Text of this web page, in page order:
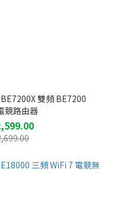
雙頻 BE7200
競路由器